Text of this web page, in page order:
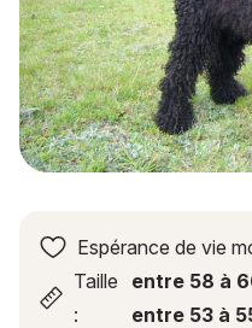
Espérance de vie
Taille
:
entre 58 à
entre 53 à